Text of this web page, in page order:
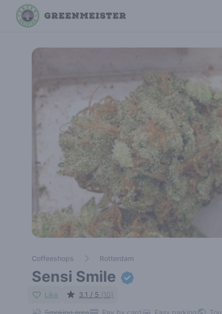
Coffeeshops Rotterdam
Sensi Smile
Like 3.1 / 5 (10)
Smoking area Pay by card Easy parking